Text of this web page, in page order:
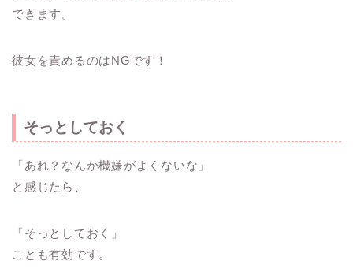
できます。
彼女を責めるのはNGです！
そっとしておく
「あれ？なんか機嫌がよくないな」
と感じたら、
「そっとしておく」
ことも有効です。